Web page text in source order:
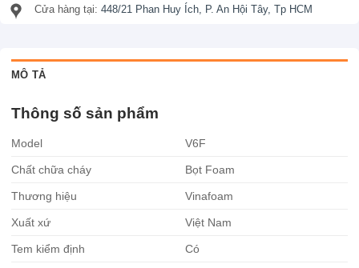
Cửa hàng tại: 448/21 Phan Huy Ích, P. An Hội Tây, Tp HCM
MÔ TẢ
Thông số sản phẩm
Model V6F
Chất chữa cháy Bọt Foam
Thương hiệu Vinafoam
Xuất xứ Việt Nam
Tem kiểm định Có